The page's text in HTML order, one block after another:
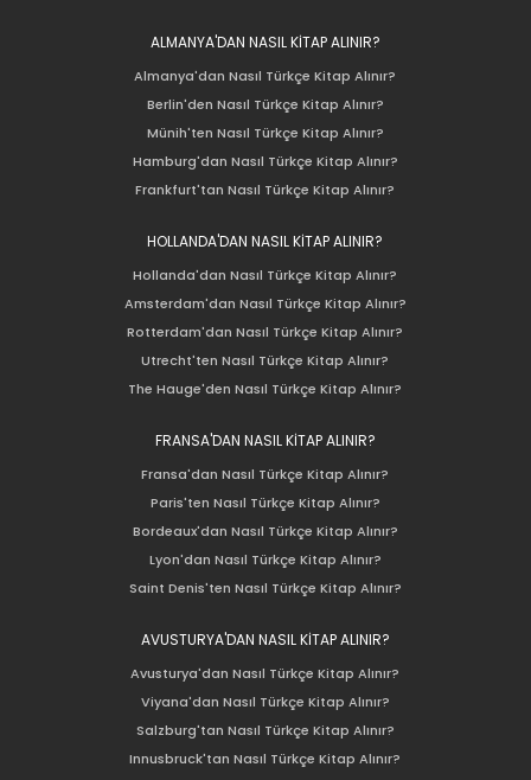
ALMANYA'DAN NASIL KİTAP ALINIR?
Almanya'dan Nasıl Türkçe Kitap Alınır?
Berlin'den Nasıl Türkçe Kitap Alınır?
Münih'ten Nasıl Türkçe Kitap Alınır?
Hamburg'dan Nasıl Türkçe Kitap Alınır?
Frankfurt'tan Nasıl Türkçe Kitap Alınır?
HOLLANDA'DAN NASIL KİTAP ALINIR?
Hollanda'dan Nasıl Türkçe Kitap Alınır?
Amsterdam'dan Nasıl Türkçe Kitap Alınır?
Rotterdam'dan Nasıl Türkçe Kitap Alınır?
Utrecht'ten Nasıl Türkçe Kitap Alınır?
The Hauge'den Nasıl Türkçe Kitap Alınır?
FRANSA'DAN NASIL KİTAP ALINIR?
Fransa'dan Nasıl Türkçe Kitap Alınır?
Paris'ten Nasıl Türkçe Kitap Alınır?
Bordeaux'dan Nasıl Türkçe Kitap Alınır?
Lyon'dan Nasıl Türkçe Kitap Alınır?
Saint Denis'ten Nasıl Türkçe Kitap Alınır?
AVUSTURYA'DAN NASIL KİTAP ALINIR?
Avusturya'dan Nasıl Türkçe Kitap Alınır?
Viyana'dan Nasıl Türkçe Kitap Alınır?
Salzburg'tan Nasıl Türkçe Kitap Alınır?
Innusbruck'tan Nasıl Türkçe Kitap Alınır?